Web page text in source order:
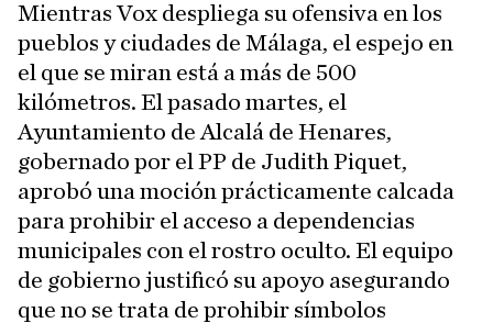
Mientras Vox despliega su ofensiva en los
pueblos y ciudades de Málaga, el espejo en
el que se miran está a más de 500
kilómetros. El pasado martes, el
Ayuntamiento de Alcalá de Henares,
gobernado por el PP de Judith Piquet,
aprobó una moción prácticamente calcada
para prohibir el acceso a dependencias
municipales con el rostro oculto. El equipo
de gobierno justificó su apoyo asegurando
que no se trata de prohibir símbolos